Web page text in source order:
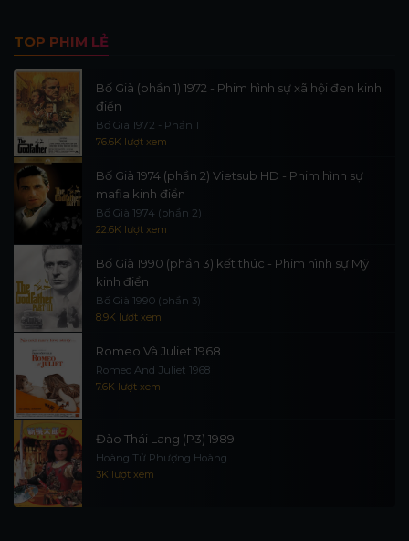
TOP PHIM LẺ
Bố Già (phần 1) 1972 - Phim hình sự xã hội đen kinh
điển
Bố Già 1972 - Phần 1
76.6K lượt xem
Bố Già 1974 (phần 2) Vietsub HD - Phim hình sự
mafia kinh điển
Bố Già 1974 (phần 2)
22.6K lượt xem
Bố Già 1990 (phần 3) kết thúc - Phim hình sự Mỹ
kinh điển
Bố Già 1990 (phần 3)
8.9K lượt xem
Romeo Và Juliet 1968
Romeo And Juliet 1968
7.6K lượt xem
Đào Thái Lang (P3) 1989
Hoàng Tử Phượng Hoàng
3K lượt xem